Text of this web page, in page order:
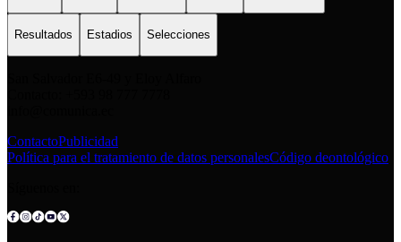
Resultados Estadios Selecciones
ContactoPublicidad
Política para el tratamiento de datos personalesCódigo deontológico